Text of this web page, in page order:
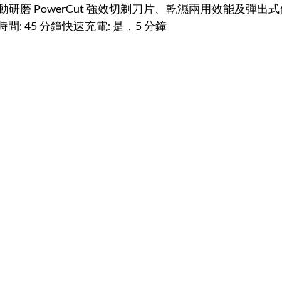
磨 PowerCut 強效切剃刀片、乾濕兩用效能及彈出
: 45 分鐘快速充電: 是，5 分鐘